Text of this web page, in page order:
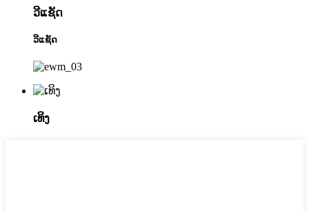
ວີແຊັດ
ວີແຊັດ
ເທິງ